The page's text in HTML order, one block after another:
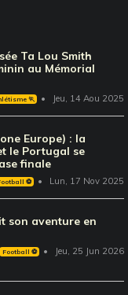
Ta Lou Smith
au Mémorial
🏃 Jeu, 14 Aou 2025
Europe) : la
le Portugal se
finale
⚽️ Lun, 17 Nov 2025
son aventure en
Football ⚽️ Jeu, 25 Jun 2026